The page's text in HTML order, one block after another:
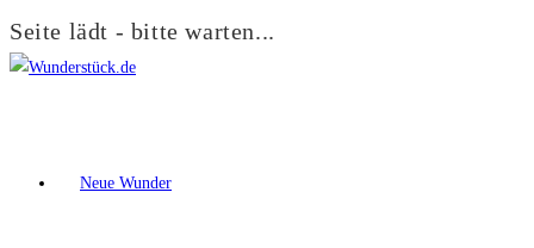
Seite lädt - bitte warten...
Zum
Neue Wunder